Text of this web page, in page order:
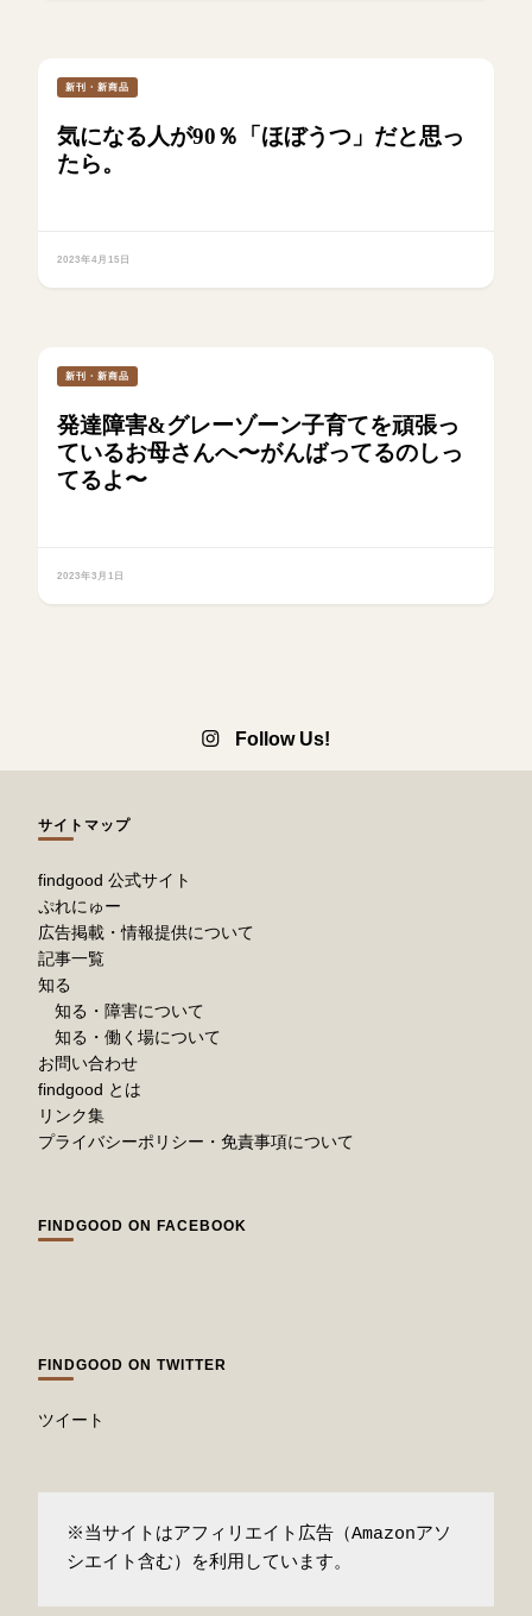
新刊・新商品
気になる人が90％「ほぼうつ」だと思っ
たら。
2023年4月15日
新刊・新商品
発達障害&グレーゾーン子育てを頑張っ
ているお母さんへ〜がんばってるのしっ
てるよ〜
2023年3月1日
Follow Us!
サイトマップ
findgood 公式サイト
ぷれにゅー
広告掲載・情報提供について
記事一覧
知る
知る・障害について
知る・働く場について
お問い合わせ
findgood とは
リンク集
プライバシーポリシー・免責事項について
FINDGOOD ON FACEBOOK
FINDGOOD ON TWITTER
ツイート
※当サイトはアフィリエイト広告（Amazonアソ
シエイト含む）を利用しています。